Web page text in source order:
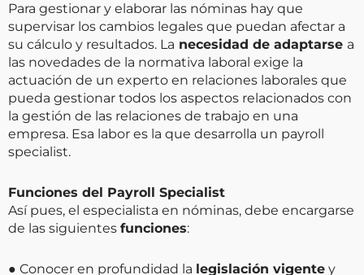
Para gestionar y elaborar las nóminas hay que
supervisar los cambios legales que puedan afectar a
su cálculo y resultados. La necesidad de adaptarse a
las novedades de la normativa laboral exige la
actuación de un experto en relaciones laborales que
pueda gestionar todos los aspectos relacionados con
la gestión de las relaciones de trabajo en una
empresa. Esa labor es la que desarrolla un payroll
specialist.
Funciones del Payroll Specialist
Así pues, el especialista en nóminas, debe encargarse
de las siguientes funciones:
● Conocer en profundidad la legislación vigente y